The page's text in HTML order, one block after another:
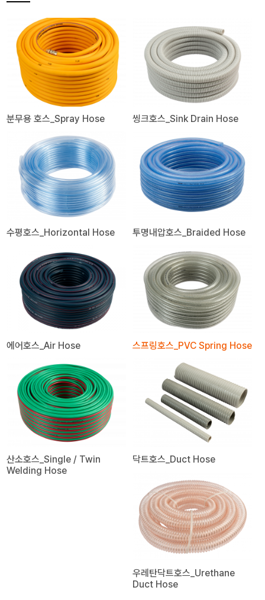
분무용 호스_Spray Hose 씽크호스_Sink Drain Hose
수평호스_Horizontal Hose 투명내압호스_Braided Hose
에어호스_Air Hose 스프링호스_PVC Spring Hose
산소호스_Single / Twin
Welding Hose
닥트호스_Duct Hose
우레탄닥트호스_Urethane
Duct Hose